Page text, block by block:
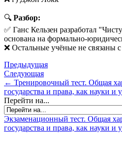
🔍 Разбор:
✅ Ганс Кельзен разработал
основана на формально-
❌ Остальные учёные не связаны
Предыдущая
Следующая
← Тренировочный тест. Общая
государства и права, как науки
Перейти на...
Экзаменационный тест. Общая
государства и права, как науки